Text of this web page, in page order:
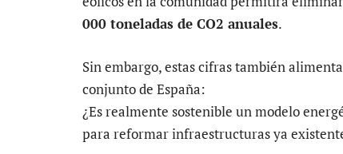
000 toneladas de CO2 anuales.
Sin embargo, estas cifras también
conjunto de España:
¿Es realmente sostenible un modelo
para reformar infraestructuras ya